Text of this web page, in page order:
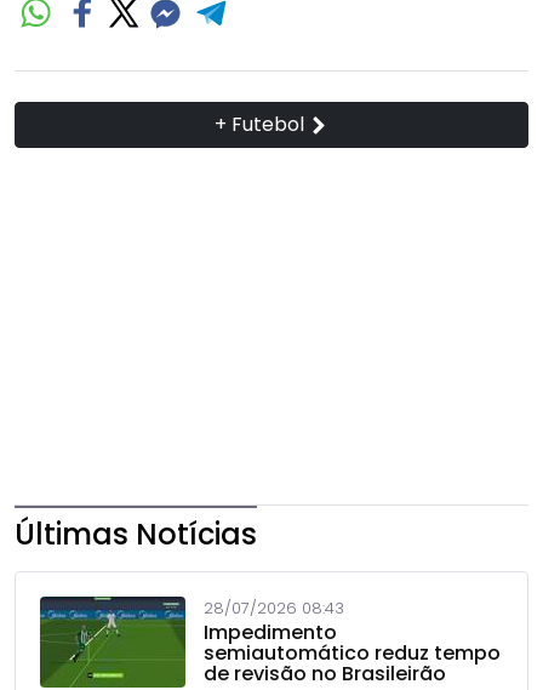
+ Futebol
Últimas Notícias
28/07/2026 08:43
Impedimento
semiautomático reduz tempo
de revisão no Brasileirão